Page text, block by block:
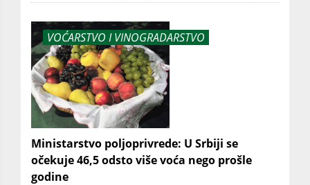
VOĆARSTVO I VINOGRADARSTVO
Ministarstvo poljoprivrede: U Srbiji se
očekuje 46,5 odsto više voća nego prošle
godine